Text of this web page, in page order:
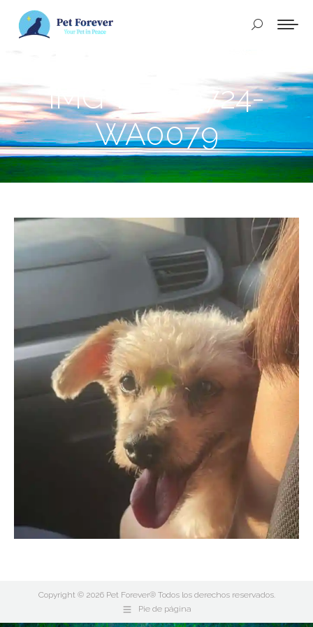
Buscar:
IMG-20250724-
WA0079
Copyright © 2026 Pet Forever® Todos los derechos reservados.
Pie de página